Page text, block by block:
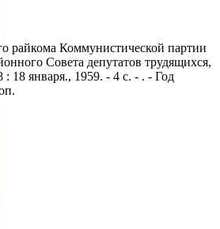
райкома Коммунистической партии
Совета депутатов трудящихся,
18 января., 1959. - 4 с. - . - Год